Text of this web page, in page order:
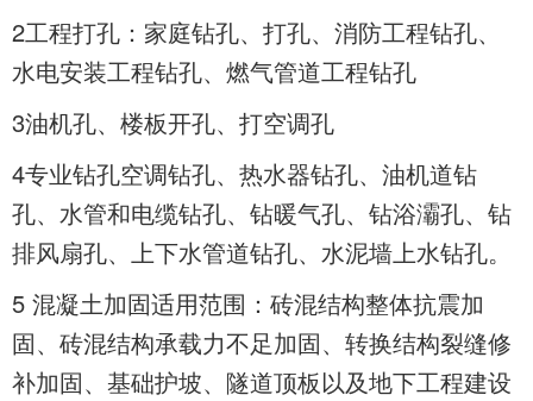
2工程打孔：家庭钻孔、打孔、消防工程钻孔、
水电安装工程钻孔、燃气管道工程钻孔
3油机孔、楼板开孔、打空调孔
4专业钻孔空调钻孔、热水器钻孔、油机道钻
孔、水管和电缆钻孔、钻暖气孔、钻浴灞孔、钻
排风扇孔、上下水管道钻孔、水泥墙上水钻孔。
5 混凝土加固适用范围：砖混结构整体抗震加
固、砖混结构承载力不足加固、转换结构裂缝修
补加固、基础护坡、隧道顶板以及地下工程建设